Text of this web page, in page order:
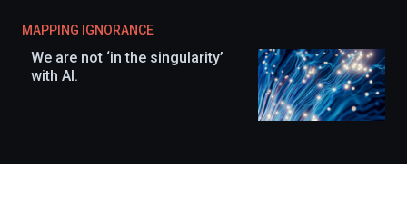
MAPPING IGNORANCE
We are not ‘in the singularity’
with AI.